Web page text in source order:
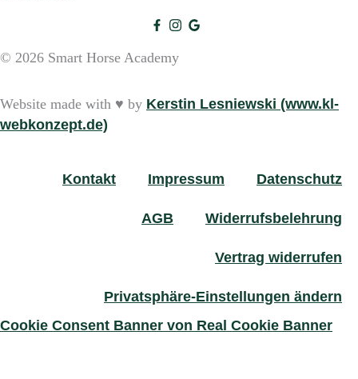
© 2026 Smart Horse Academy
Website made with ♥ by Kerstin Lesniewski (www.kl-
webkonzept.de)
Kontakt Impressum Datenschutz
AGB Widerrufsbelehrung
Vertrag widerrufen
Privatsphäre-Einstellungen ändern
Cookie Consent Banner von Real Cookie Banner